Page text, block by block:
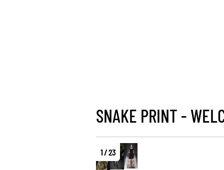
SNAKE PRINT -
1 / 23